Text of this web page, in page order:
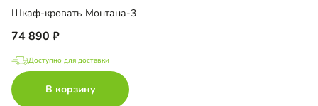
Шкаф-кровать Монтана-3
74 890
Доступно для доставки
В корзину